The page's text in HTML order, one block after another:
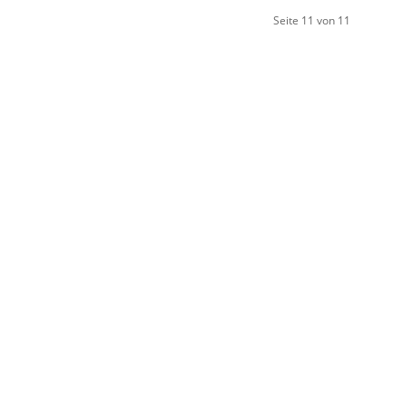
Seite 11 von 11